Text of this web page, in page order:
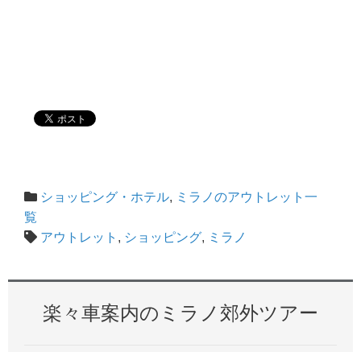
ショッピング・ホテル, ミラノのアウトレット一
覧
アウトレット , ショッピング, ミラノ
楽々車案内のミラノ郊外ツアー